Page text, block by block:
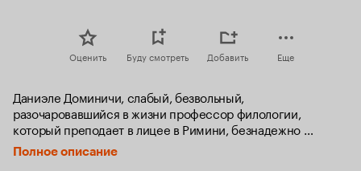
Оценить Буду смотреть Добавить Еще
Даниэле Доминичи, слабый, безвольный,
разочаровавшийся в жизни профессор филологии,
который преподает в лицее в Римини, безнадежно
влюбляется в молодую девушку Ванину, свою ученицу.
Она тоже любит Даниэле и ради него бросает более
Полное описание